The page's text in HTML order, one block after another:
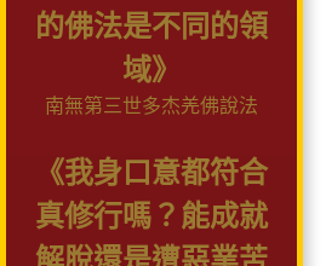
的佛法是不同的領
域》
南無第三世多杰羌佛說法
《我身口意都符合
真修行嗎？能成就